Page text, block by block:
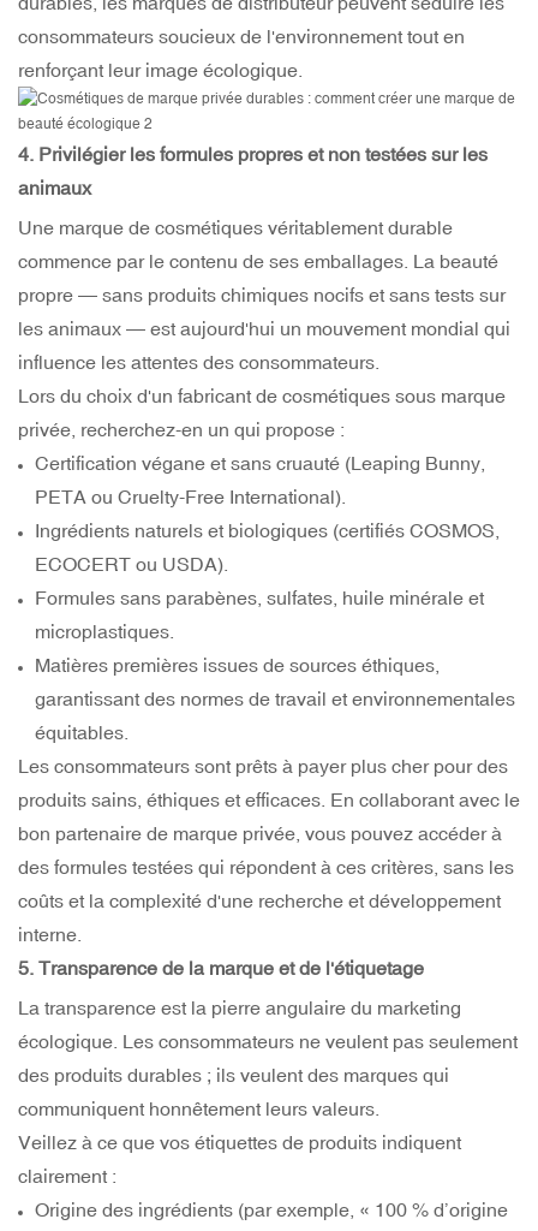
consommateurs soucieux de l'environnement tout en
renforçant leur image écologique.
4. Privilégier les formules propres et non testées sur les
animaux
Une marque de cosmétiques véritablement durable
commence par le contenu de ses emballages. La beauté
propre — sans produits chimiques nocifs et sans tests sur
les animaux — est aujourd'hui un mouvement mondial qui
influence les attentes des consommateurs.
Lors du choix d'un fabricant de cosmétiques sous marque
privée, recherchez-en un qui propose :
Certification végane et sans cruauté (Leaping Bunny,
PETA ou Cruelty-Free International).
Ingrédients naturels et biologiques (certifiés COSMOS,
ECOCERT ou USDA).
Formules sans parabènes, sulfates, huile minérale et
microplastiques.
Matières premières issues de sources éthiques,
garantissant des normes de travail et environnementales
équitables.
Les consommateurs sont prêts à payer plus cher pour des
produits sains, éthiques et efficaces. En collaborant avec le
bon partenaire de marque privée, vous pouvez accéder à
des formules testées qui répondent à ces critères, sans les
coûts et la complexité d'une recherche et développement
interne.
5. Transparence de la marque et de l'étiquetage
La transparence est la pierre angulaire du marketing
écologique. Les consommateurs ne veulent pas seulement
des produits durables ; ils veulent des marques qui
communiquent honnêtement leurs valeurs.
Veillez à ce que vos étiquettes de produits indiquent
clairement :
Origine des ingrédients (par exemple, « 100 % d’origine